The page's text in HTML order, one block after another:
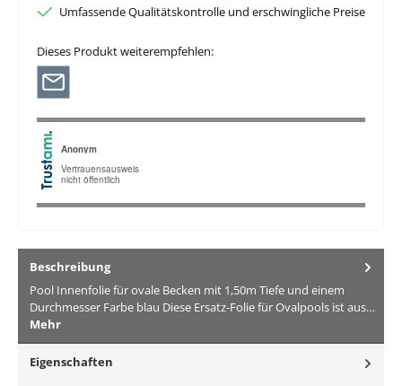
Umfassende Qualitätskontrolle und erschwingliche Preise
Dieses Produkt weiterempfehlen:
Beschreibung
Pool Innenfolie für ovale Becken mit 1,50m Tiefe und einem
Durchmesser Farbe blau Diese Ersatz-Folie für Ovalpools ist aus…
Mehr
Eigenschaften